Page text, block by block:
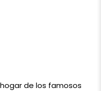
de los famosos